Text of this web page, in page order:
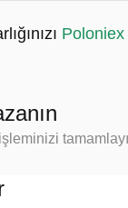
Poloniex